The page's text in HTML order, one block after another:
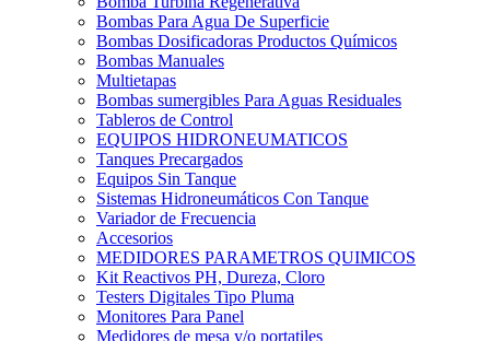
Bombas Para Agua De Superficie
Bombas Dosificadoras Productos Químicos
Bombas Manuales
Multietapas
Bombas sumergibles Para Aguas Residuales
Tableros de Control
EQUIPOS HIDRONEUMATICOS
Tanques Precargados
Equipos Sin Tanque
Sistemas Hidroneumáticos Con Tanque
Variador de Frecuencia
Accesorios
MEDIDORES PARAMETROS QUIMICOS
Kit Reactivos PH, Dureza, Cloro
Testers Digitales Tipo Pluma
Monitores Para Panel
Medidores de mesa y/o portatiles